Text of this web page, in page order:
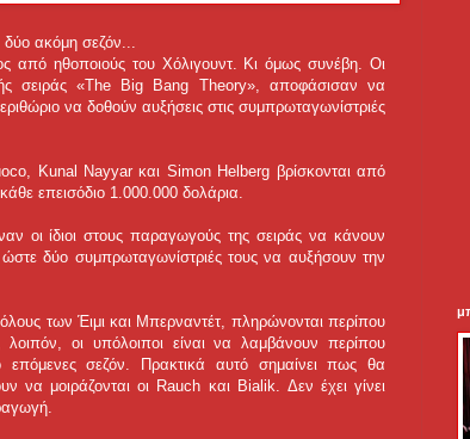
δύο ακόμη σεζόν...
από ηθοποιούς του Χόλιγουντ. Κι όμως συνέβη. Οι
σειράς «The Big Bang Theory», αποφάσισαν να
να δοθούν αυξήσεις στις συμπρωταγωνίστριές
Kunal Nayyar και Simon Helberg βρίσκονται από
επεισόδιο 1.000.000 δολάρια.
οι ίδιοι στους παραγωγούς της σειράς να κάνουν
δύο συμπρωταγωνίστριές τους να αυξήσουν την
των Έιμι και Μπερναντέτ, πληρώνονται περίπου
οι υπόλοιποι είναι να λαμβάνουν περίπου
επόμενες σεζόν. Πρακτικά αυτό σημαίνει πως θα
να μοιράζονται οι Rauch και Bialik. Δεν έχει γίνει